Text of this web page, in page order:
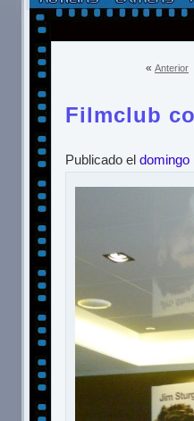
« Anterior
Filmclub
Publicado el domingo